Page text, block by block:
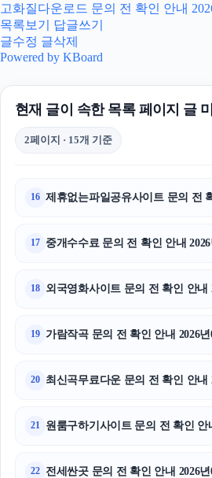
고화질다운로드 문의 전 확인 안내
목록보기
답글쓰기
글수정 글삭제
Powered by KBoard
현재 글이 속한 목록 페이지 글
2페이지 · 15개 기준
16 제휴없는파일공유사이트 문의 전
17 중개수수료 문의 전 확인 안내
18 외국영화사이트 문의 전 확인 안내
19 가람작곡 문의 전 확인 안내 2026년
20 최신곡무료다운 문의 전 확인 안내
21 원룸구하기사이트 문의 전 확인 안
22 전세싼곳 문의 전 확인 안내 2026년